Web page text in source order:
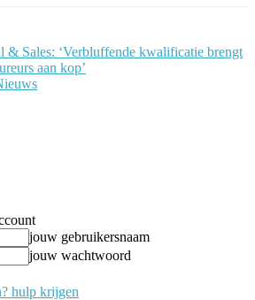
& Sales: ‘Verbluffende kwalificatie brengt
aan kop’
jouw gebruikersnaam
jouw wachtwoord
hulp krijgen